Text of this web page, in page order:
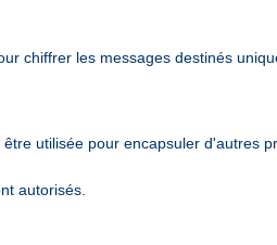
chiffrer les messages destinés
utilisée pour encapsuler d'autres
autorisés.